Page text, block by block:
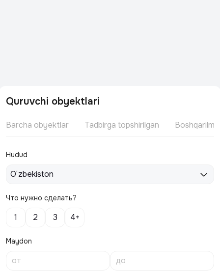
Quruvchi obyektlari
Barcha obyektlar Tadbirga topshirilgan
Hudud
O‘zbekiston
Что нужно сделать?
1 2 3 4+
Maydon